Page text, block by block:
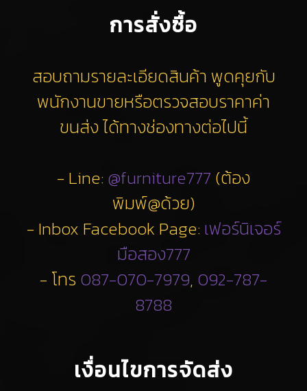
การสั่งซื้อ
สอบถามรายละเอียดสินค้า พูดคุยกับ
พนักงานขายหรือตรวจสอบราคาค่า
ขนส่ง ได้ทางช่องทางต่อไปนี้
- Line: @furniture777 (ต้อง
พิมพ์@ด้วย)
- Inbox Facebook Page: เฟอร์นิเจอร์
มือสอง777
- โทร 087-070-7979, 092-787-
8788
เงื่อนไขการจัดส่ง